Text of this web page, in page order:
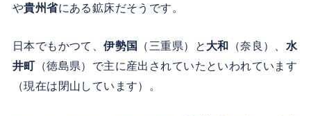
や貴州省にある鉱床だそうです。
日本でもかつて、伊勢国 （三重県）と 大和 （奈良）、 水
井町（徳島県）で主に産出されていたといわれています
（現在は閉山しています）。